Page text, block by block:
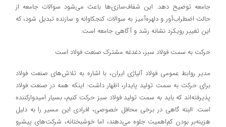
جامعه توضیح دهد. این شفاف‌سازی‌ها باعث می‌شود سوالات جامعه از
حالت اضطراب‌آور و دلهره‌آمیز به سوالات کنجکاوانه و سازنده تبدیل شود، که
این تغییر رویکرد نشانه رشد و آگاهی جامعه است.
حرکت به سمت فولاد سبز، دغدغه مشترک صنعت فولاد است
مدیر روابط عمومی فولاد آلیاژی ایران، با اشاره به تلاش‌های صنعت فولاد
برای حرکت به سمت تولید پایدار، اظهار داشت: اینکه همه در صنعت فولاد
پذیرفته‌اند که باید به سمت تولید فولاد سبز حرکت کنیم، بسیار امیدوارکننده
است. البته گاهی در برخی محافل خصوصی، افرادی این مسیر را به دلیل
هزینه‌بر بودن کم‌اهمیت جلوه می‌دهند، اما خوشبختانه، شرکت‌های پیشرو